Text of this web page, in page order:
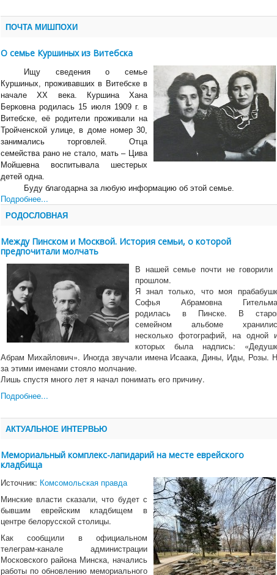
ПОЧТА МИШПОХИ
О семье Куршиных из Витебска
Ищу сведения о семье
Куршиных, проживавших в Витебске в
начале ХХ века. Куршина Хана
Берковна родилась 15 июля 1909 г. в
Витебске, её родители проживали на
Тройченской улице, в доме номер 30,
занимались торговлей. Отца
семейства рано не стало, мать – Цива
Мойшевна воспитывала шестерых
детей одна.
Буду благодарна за любую информацию об этой семье.
Подробнее...
РОДОСЛОВНАЯ
Между Пинском и Москвой. История семьи, о которой
предпочитали молчать
В нашей семье почти не говорили
прошлом.
Я знал только, что моя
Софья Абрамовна
родилась в Пинске. В
семейном альбоме
несколько фотографий, на одной
которых была надпись:
Абрам Михайлович». Иногда звучали имена Исаака, Дины, Иды, Розы.
за этими именами стояло молчание.
Лишь спустя много лет я начал понимать его причину.
Подробнее...
АКТУАЛЬНОЕ ИНТЕРВЬЮ
Мемориальный комплекс-лапидарий на месте еврейского
кладбища
Источник: Комсомольская правда
Минские власти сказали, что будет с
бывшим еврейским кладбищем в
центре белорусской столицы.
Как сообщили в официальном
телеграм-канале администрации
Московского района Минска, начались
работы по обновлению мемориального